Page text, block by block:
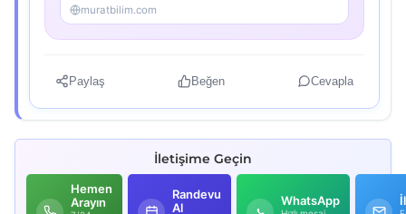
muratbilim.com
Paylaş Beğen Cevapla
İletişime Geçin
Hemen
Arayın
Randevu
Al
WhatsApp